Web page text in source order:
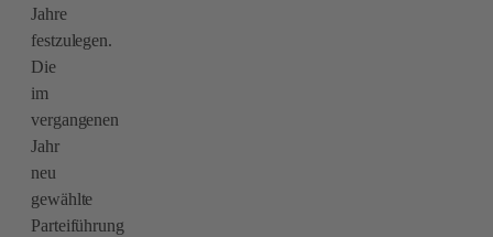
Jahre
festzulegen.
Die
im
vergangenen
Jahr
neu
gewählte
Parteiführung